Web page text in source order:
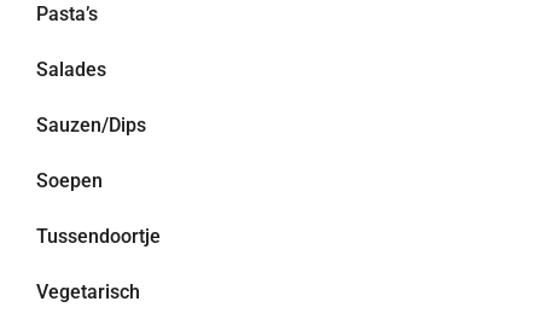
Pasta’s
Salades
Sauzen/Dips
Soepen
Tussendoortje
Vegetarisch